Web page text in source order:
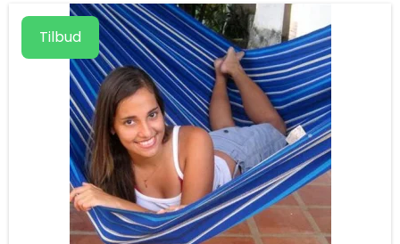
Tilbud